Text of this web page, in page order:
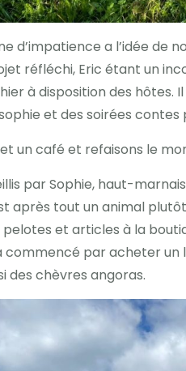
d’impatience a l’idée
réfléchi, Eric étant un
à disposition des
et des soirées contes
un café et refaisons le
par Sophie, haut-
après tout un animal
et articles à la
commencé par acheter un
des chèvres angoras.